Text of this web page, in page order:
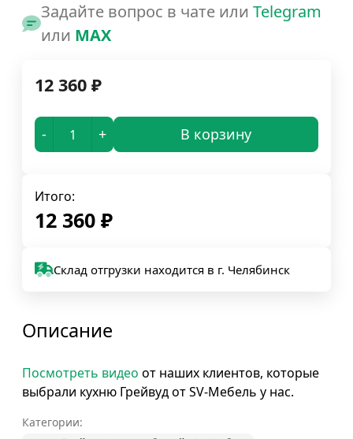
Задайте вопрос в чате или Telegram
или MAX
12 360 ₽
- + В корзину
Итого:
12 360 ₽
Склад отгрузки находится в г. Челябинск
Описание
Посмотреть видео от наших клиентов, которые
выбрали кухню Грейвуд от SV-Мебель у нас.
Категории: